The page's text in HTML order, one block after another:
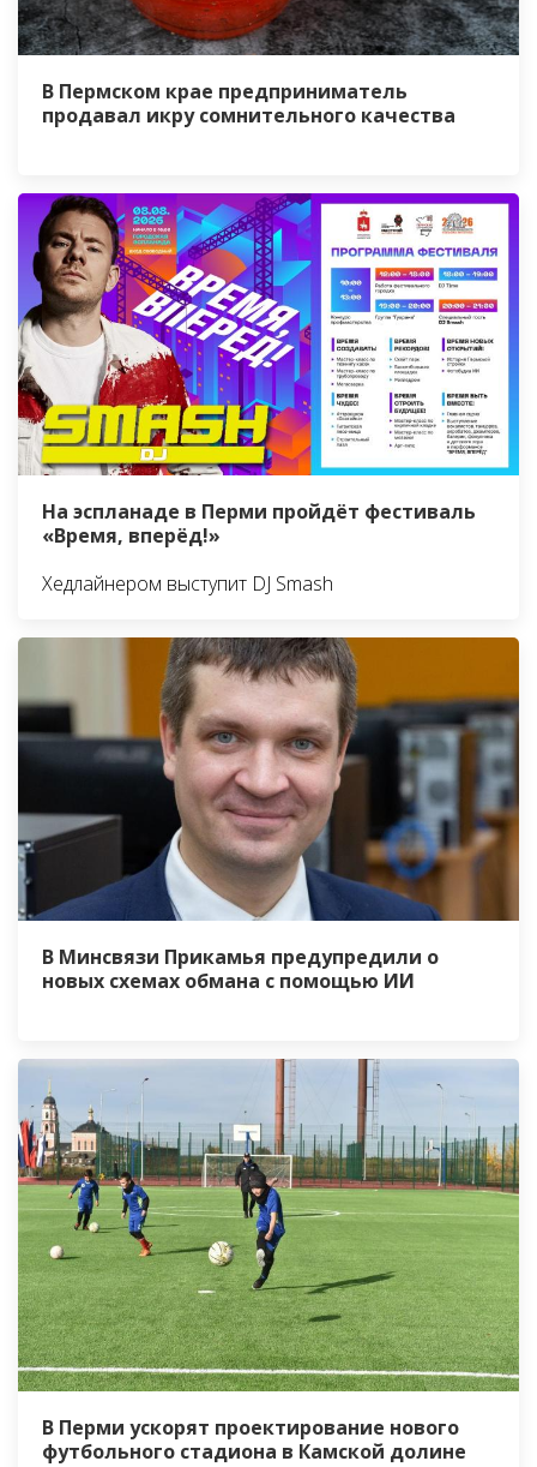
В Пермском крае предприниматель
продавал икру сомнительного качества
На эспланаде в Перми пройдёт фестиваль
«Время, вперёд!»
Хедлайнером выступит DJ Smash
В Минсвязи Прикамья предупредили о
новых схемах обмана с помощью ИИ
В Перми ускорят проектирование нового
футбольного стадиона в Камской долине